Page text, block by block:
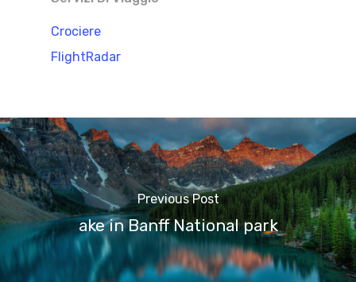
Crociere
FlightRadar
Previous Post
ake in Banff National park